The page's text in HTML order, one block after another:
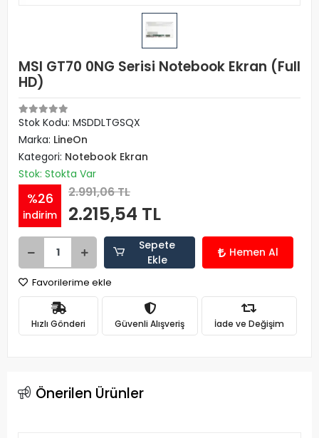
MSI GT70 0NG Serisi Notebook Ekran (Full
HD)
Stok Kodu: MSDDLTGSQX
Marka: LineOn
Kategori: Notebook Ekran
Stok: Stokta Var
%26
indirim
2.991,06 TL
2.215,54 TL
Sepete
Ekle
Hemen Al
Favorilerime ekle
Hızlı Gönderi Güvenli Alışveriş İade ve Değişim
Önerilen Ürünler